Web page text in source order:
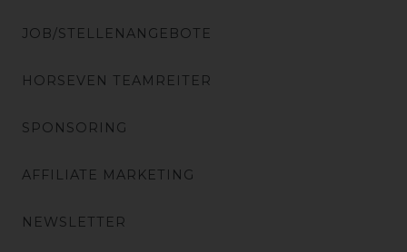
JOB/STELLENANGEBOTE
HORSEVEN TEAMREITER
SPONSORING
AFFILIATE MARKETING
NEWSLETTER